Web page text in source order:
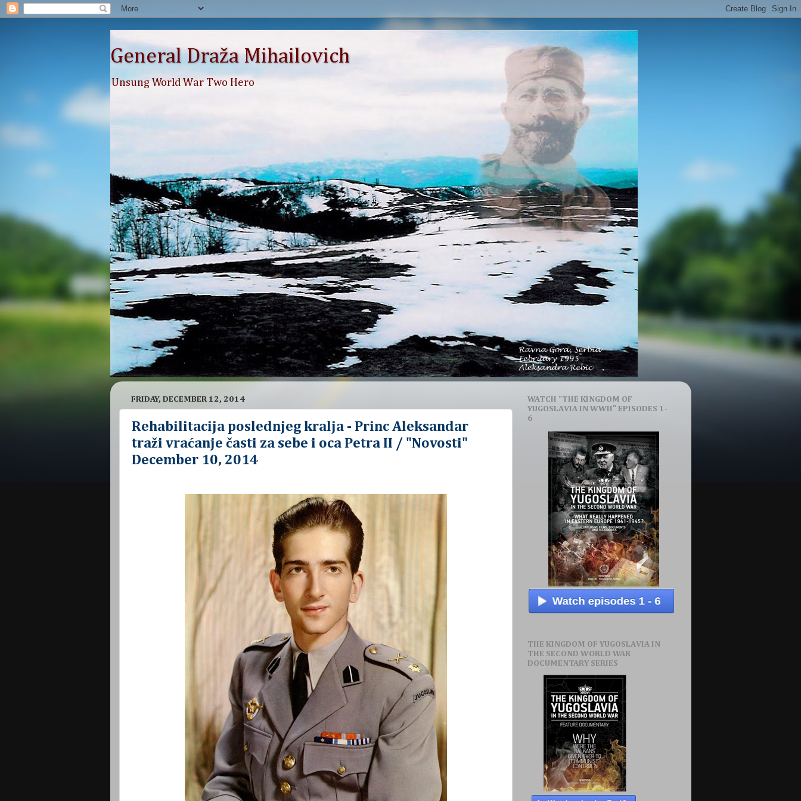
General Draža Mihailovich
Unsung World War Two Hero
FRIDAY, DECEMBER 12, 2014
Rehabilitacija poslednjeg kralja - Princ Aleksandar
traži vraćanje časti za sebe i oca Petra II / "Novosti"
December 10, 2014
WATCH "THE KINGDOM OF
YUGOSLAVIA IN WWII" EPISODES 1-
6
THE KINGDOM OF YUGOSLAVIA IN
THE SECOND WORLD WAR
DOCUMENTARY SERIES